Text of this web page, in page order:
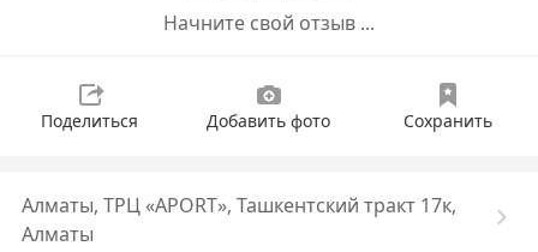
Начните свой отзыв ...
Поделиться Добавить фото Сохранить
Алматы, ТРЦ «APORT», ​Ташкентский тракт 17к,
Алматы